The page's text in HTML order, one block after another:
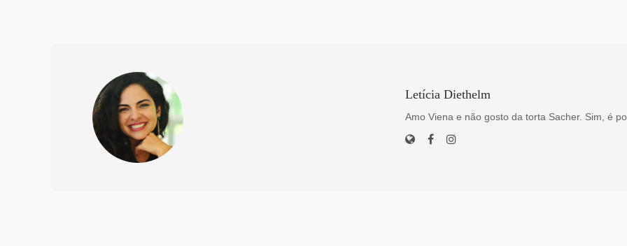
Letícia Diethelm
Amo Viena e não gosto da torta Sacher. Sim, é